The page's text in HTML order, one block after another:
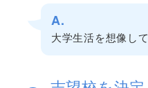
A.
大学生活を想像して